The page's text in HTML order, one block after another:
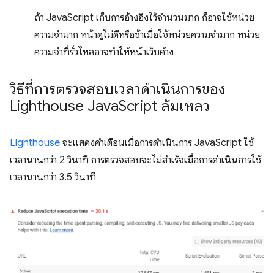
ถ้า JavaScript เก็บการอ้างอิงไว้จำนวนมาก ก็อาจใช้หน่วย
ความจำมาก หน้าดูไม่ดีหรือช้าเมื่อใช้หน่วยความจำมาก หน่วย
ความจำที่รั่วไหลอาจทำให้หน้าเว็บค้าง
วิธีที่การตรวจสอบเวลาดำเนินการของ
Lighthouse JavaScript ล้มเหลว
Lighthouse จะแสดงคำเตือนเมื่อการดำเนินการ JavaScript ใช้
เวลานานกว่า 2 วินาที การตรวจสอบจะไม่สำเร็จเมื่อการดำเนินการใช้
เวลานานกว่า 3.5 วินาที